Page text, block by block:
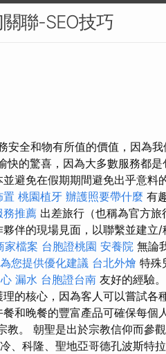
聯-SEO技巧
全和物有所值的價值，因為
快的驚喜，因為大多數服務都是
避免在假期期間避免出乎意料
置 桃園植牙 辦護照要帶什麼 有
務推薦 出差旅行（也稱為官方旅
伴的現場見面，以聯繫並建立
家檔案 台胞證桃園 安養院 無論
您提供優化建議 台北外燴 特殊
漏水 台胞證台南 友好的經驗。
的核心，因為客人可以嘗試各
和晚餐的豐富產品可確保每個
教。 朝聖是出於宗教信仰而參
、科隆、聖地亞哥德孔波斯特